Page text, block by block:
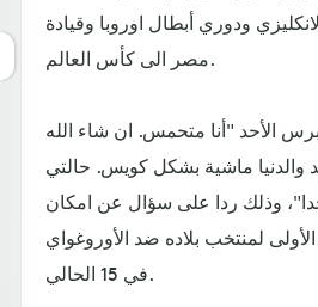
ودوري أبطال اوروبا وقيادة
مصر الى كأس العالم.
الأحد "أنا متحمس. ان شاء الله
والدنيا ماشية بشكل كويس. حالتي
وذلك ردا على سؤال عن امكان
لمنتخب بلاده ضد الأوروغواي
في 15 الحالي.